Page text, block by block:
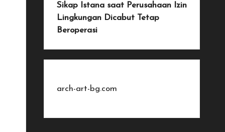
Sikap Istana saat Perusahaan Izin
Lingkungan Dicabut Tetap
Beroperasi
arch-art-bg.com